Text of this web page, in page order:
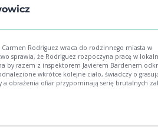
Rodriguez wraca do rodzinnego miasta w
sprawia, że Rodriguez rozpoczyna pracę w
wkrótce kolejne ciało, świadczy o
a obrażenia ofiar przypominają serię brutalnych